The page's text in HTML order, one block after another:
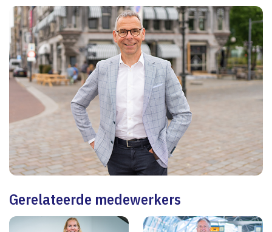
Gerelateerde medewerkers